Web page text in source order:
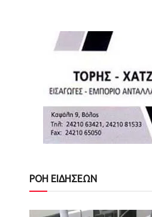
ΡΟΗ ΕΙΔΗΣΕΩΝ